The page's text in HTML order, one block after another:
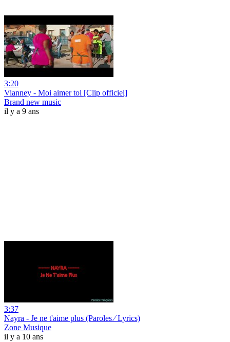
3:20
Vianney - Moi aimer toi [Clip officiel]
Brand new music
il y a 9 ans
3:37
Nayra - Je ne t'aime plus (Paroles ⁄ Lyrics)
Zone Musique
il y a 10 ans